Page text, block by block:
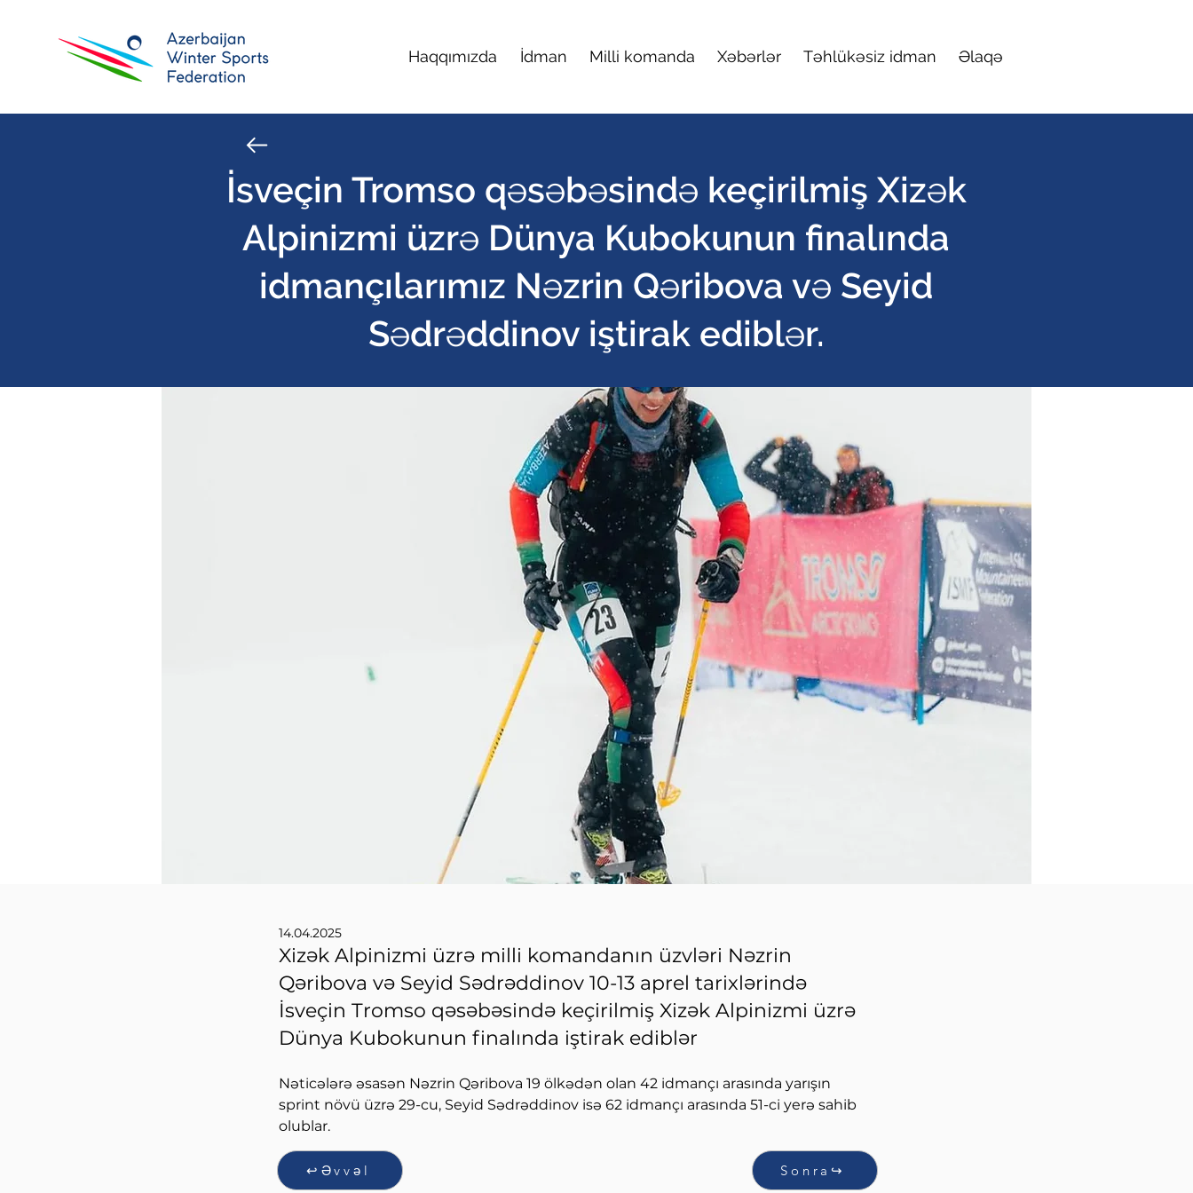
Haqqımızda İdman Milli komanda Xəbərlər Təhlükəsiz idman Əlaqə
İsveçin Tromso qəsəbəsində keçirilmiş Xizək
Alpinizmi üzrə Dünya Kubokunun finalında
idmançılarımız Nəzrin Qəribova və Seyid
Sədrəddinov iştirak ediblər.
14.04.2025
Xizək Alpinizmi üzrə milli komandanın üzvləri Nəzrin
Qəribova və Seyid Sədrəddinov 10-13 aprel tarixlərində
İsveçin Tromso qəsəbəsində keçirilmiş Xizək Alpinizmi üzrə
Dünya Kubokunun finalında iştirak ediblər
Nəticələrə əsasən Nəzrin Qəribova 19 ölkədən olan 42 idmançı arasında yarışın
sprint növü üzrə 29-cu, Seyid Sədrəddinov isə 62 idmançı arasında 51-ci yerə sahib
olublar.
↩Əvvəl Sonra↪